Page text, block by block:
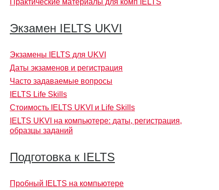
Практические материалы для комп IELTS
Экзамен IELTS UKVI
Экзамены IELTS для UKVI
Даты экзаменов и регистрация
Часто задаваемые вопросы
IELTS Life Skills
Стоимость IELTS UKVI и Life Skills
IELTS UKVI на компьютере: даты, регистрация,
образцы заданий
Подготовка к IELTS
Пробный IELTS на компьютере